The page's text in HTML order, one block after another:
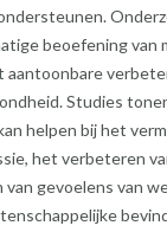
beoefening van
Studies
helpen bij het
het verbeteren
gevoelens van